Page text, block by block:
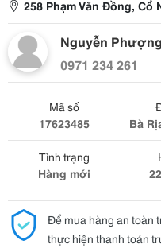
258 Phạm Văn Đồng, Cổ
Nguyễn Phượng
0971 234 261
Mã số
17623485
Bà
Tình trạng
Hàng mới
Để mua hàng an toàn
thực hiện thanh toán